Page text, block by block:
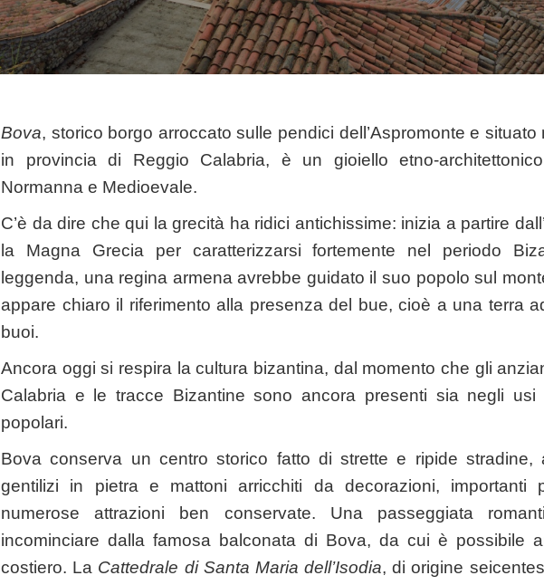
Bova, storico borgo arroccato sulle pendici dell’Aspromonte e situato
in provincia di Reggio Calabria, è un gioiello etno-
Normanna e Medioevale.
C’è da dire che qui la grecità ha ridici antichissime: inizia a partire
la Magna Grecia per caratterizzarsi fortemente nel periodo
leggenda, una regina armena avrebbe guidato il suo popolo sul
appare chiaro il riferimento alla presenza del bue, cioè a una terra
buoi.
Ancora oggi si respira la cultura bizantina, dal momento che gli
Calabria e le tracce Bizantine sono ancora presenti sia negli usi
popolari.
Bova conserva un centro storico fatto di strette e ripide stradine,
gentilizi in pietra e mattoni arricchiti da decorazioni, importanti
numerose attrazioni ben conservate. Una passeggiata
incominciare dalla famosa balconata di Bova, da cui è possibile
costiero. La Cattedrale di Santa Maria dell’Isodia, di origine